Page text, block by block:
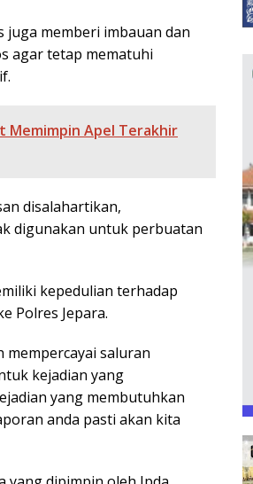
juga memberi imbauan dan
agar tetap mematuhi
Memimpin Apel Terakhir
disalahartikan,
digunakan untuk perbuatan
kepedulian terhadap
Polres Jepara.
mempercayai saluran
kejadian yang
yang membutuhkan
anda pasti akan kita